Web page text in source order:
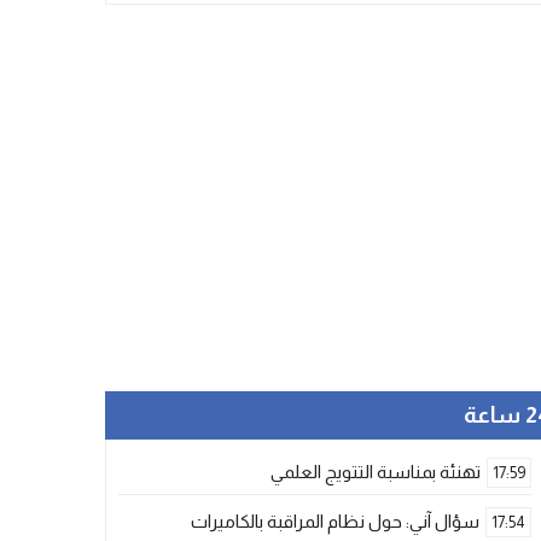
17:59 تهنئة بمناسبة التتويج العلمي
17:54 سؤال آني: حول نظام المراقبة بالكاميرات